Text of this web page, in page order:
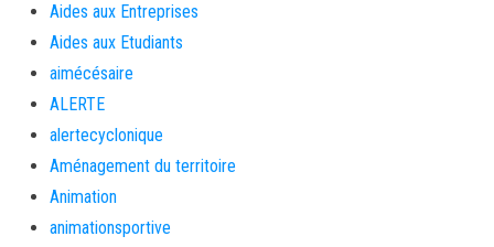
Aides aux Entreprises
Aides aux Etudiants
aimécésaire
ALERTE
alertecyclonique
Aménagement du territoire
Animation
animationsportive